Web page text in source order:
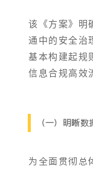
该《方案》明
通中的安全治
基本构建起规
信息合规高效
（一）明晰
为全面贯彻总